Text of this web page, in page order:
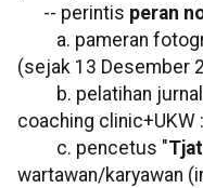
-- perintis peran
a. pameran
(sejak 13 Desember
b. pelatihan
coaching clinic+UKW
c. pencetus "
wartawan/karyawan